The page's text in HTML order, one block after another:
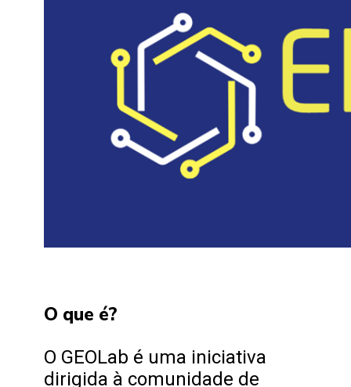
O que é?
O GEOLab é uma iniciativa
dirigida à comunidade de